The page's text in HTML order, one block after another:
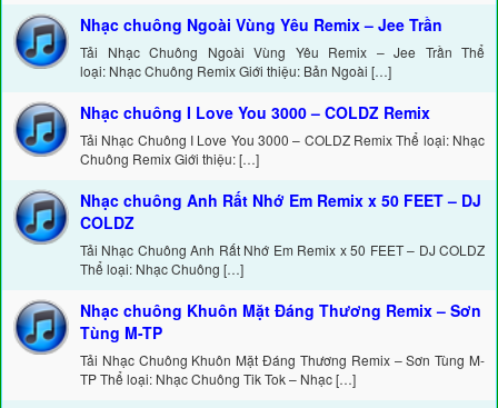
Nhạc chuông Ngoài Vùng Yêu Remix – Jee Trần
Tải Nhạc Chuông Ngoài Vùng Yêu Remix – Jee Trần Thể
loại: Nhạc Chuông Remix Giới thiệu: Bản Ngoài […]
Nhạc chuông I Love You 3000 – COLDZ Remix
Tải Nhạc Chuông I Love You 3000 – COLDZ Remix Thể loại: Nhạc
Chuông Remix Giới thiệu: […]
Nhạc chuông Anh Rất Nhớ Em Remix x 50 FEET – DJ
COLDZ
Tải Nhạc Chuông Anh Rất Nhớ Em Remix x 50 FEET – DJ COLDZ
Thể loại: Nhạc Chuông […]
Nhạc chuông Khuôn Mặt Đáng Thương Remix – Sơn
Tùng M-TP
Tải Nhạc Chuông Khuôn Mặt Đáng Thương Remix – Sơn Tùng M-
TP Thể loại: Nhạc Chuông Tik Tok – Nhạc […]